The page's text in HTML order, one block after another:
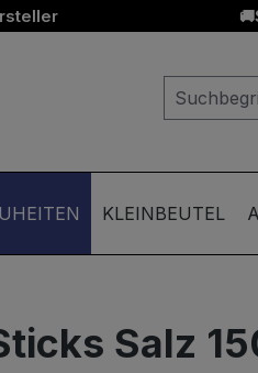
springen 🚚
KLEINBEUTEL
Salz